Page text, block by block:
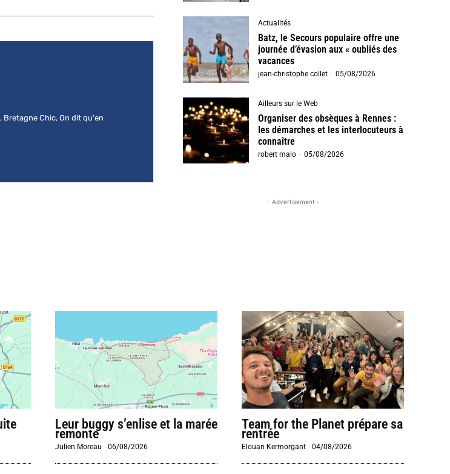
Chic, On dit qu'en
Actualités
Batz, le Secours populaire offre une
journée d’évasion aux « oubliés des
vacances
jean-christophe collet - 05/08/2026
Ailleurs sur le Web
Organiser des obsèques à Rennes :
les démarches et les interlocuteurs à
connaître
robert malo - 05/08/2026
- Advertisement -
Leur buggy s’enlise et la marée
remonte
Julien Moreau -06/08/2026
Team for the Planet prépare sa
rentrée
Elouan Kermorgant -04/08/2026